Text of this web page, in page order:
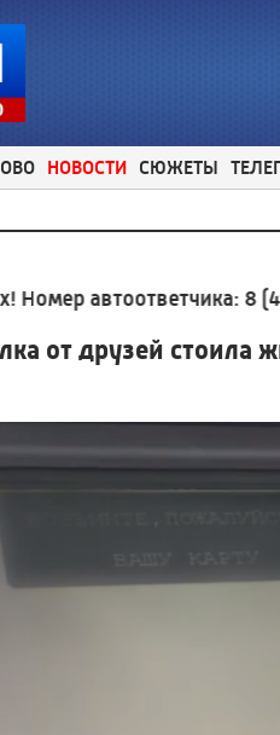
НОВОСТИ СЮЖЕТЫ
8 (4932)
от друзей стоила